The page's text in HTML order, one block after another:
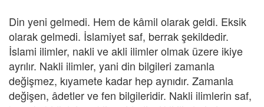
Din yeni gelmedi. Hem de kâmil olarak geldi. Eksik
olarak gelmedi. İslamiyet saf, berrak şekildedir.
İslami ilimler, nakli ve akli ilimler olmak üzere ikiye
ayrılır. Nakli ilimler, yani din bilgileri zamanla
değişmez, kıyamete kadar hep aynıdır. Zamanla
değişen, âdetler ve fen bilgileridir. Nakli ilimlerin saf,